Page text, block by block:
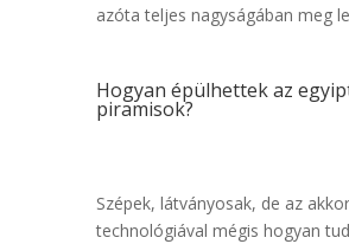
azóta teljes nagyságában meg
Hogyan épülhettek az
piramisok?
Szépek, látványosak, de az
technológiával mégis hogyan